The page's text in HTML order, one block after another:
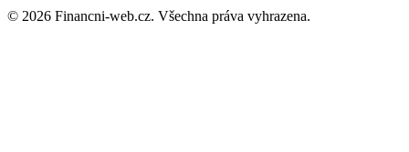
© 2026 Financni-web.cz. Všechna práva vyhrazena.